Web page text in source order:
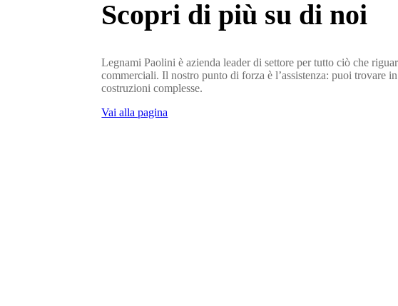
Scopri di più su di noi
Legnami Paolini è azienda leader di settore per tutto ciò che
commerciali. Il nostro punto di forza è l’assistenza: puoi trovare
costruzioni complesse.
Vai alla pagina